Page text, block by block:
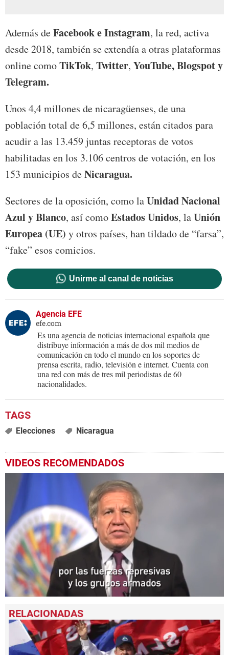
Además deFacebook e Instagram, la red, activa
desde 2018, también se extendía a otras plataformas
online comoTikTok, Twitter, YouTube, Blogspot y
Telegram.
Unos 4,4 millones de nicaragüenses, de una
población total de 6,5 millones, están citados para
acudir a las 13.459 juntas receptoras de votos
habilitadas en los 3.106 centros de votación, en los
153 municipios deNicaragua.
Sectores de la oposición, como laUnidad Nacional
Azul y Blanco, así comoEstados Unidos, laUnión
Europea (UE) y otros países, han tildado de “farsa”,
“fake” esos comicios.
Unirme al canal de noticias
Agencia EFE
efe.com
Es una agencia de noticias internacional española que
distribuye información a más de dos mil medios de
comunicación en todo el mundo en los soportes de
prensa escrita, radio, televisión e internet. Cuenta con
una red con más de tres mil periodistas de 60
nacionalidades.
Elecciones Nicaragua
VIDEOS RECOMENDADOS
seconds
of
1
minute,
seconds